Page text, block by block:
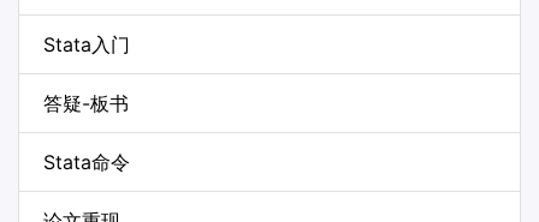
Stata入门
答疑-板书
Stata命令